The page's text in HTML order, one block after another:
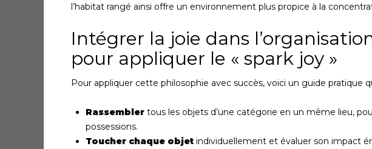
l’habitat rangé ainsi offre un environnement plus propice à la
Intégrer la joie dans
pour appliquer le « spark joy »
Pour appliquer cette philosophie avec succès, voici un guide pratique
Rassembler tous les objets d’une catégorie en un même lieu,
possessions.
Toucher chaque objet individuellement et évaluer son impact